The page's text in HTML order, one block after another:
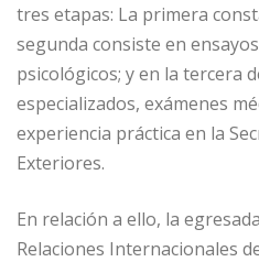
tres etapas: La primera
segunda consiste en
psicológicos; y en la tercera
especializados, exámenes
experiencia práctica en la
Exteriores.
En relación a ello, la
Relaciones Internacionales